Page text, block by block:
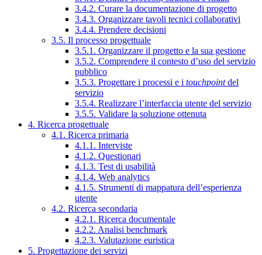
3.4.2. Curare la documentazione di progetto
3.4.3. Organizzare tavoli tecnici collaborativi
3.4.4. Prendere decisioni
3.5. Il processo progettuale
3.5.1. Organizzare il progetto e la sua gestione
3.5.2. Comprendere il contesto d’uso del servizio
pubblico
3.5.3. Progettare i processi e i touchpointdel
servizio
3.5.4. Realizzare l’interfaccia utente del servizio
3.5.5. Validare la soluzione ottenuta
4. Ricerca progettuale
4.1. Ricerca primaria
4.1.1. Interviste
4.1.2. Questionari
4.1.3. Test di usabilità
4.1.4. Web analytics
4.1.5. Strumenti di mappatura dell’esperienza
utente
4.2. Ricerca secondaria
4.2.1. Ricerca documentale
4.2.2. Analisi benchmark
4.2.3. Valutazione euristica
5. Progettazione dei servizi